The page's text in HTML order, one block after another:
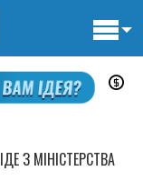
З МІНІСТЕРСТВА